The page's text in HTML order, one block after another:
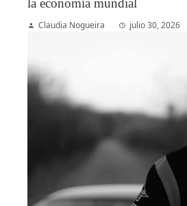
la economía mundial
Claudia Nogueira julio 30, 2026